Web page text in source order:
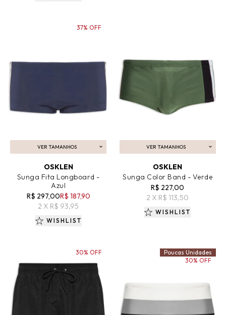
VER TAMANHOS
ADICIONAR AO CARRINHO
OSKLEN
Sunga Fita Longboard -
Azul
R$ 297,00R$ 187,90
2 X R$ 93,95
37% OFF
WISHLIST
VER TAMANHOS
ADICIONAR AO CARRINHO
OSKLEN
Sunga Color Band - Verde
R$ 227,00
2 X R$ 113,50
WISHLIST
30% OFF
Poucas Unidades
30% OFF